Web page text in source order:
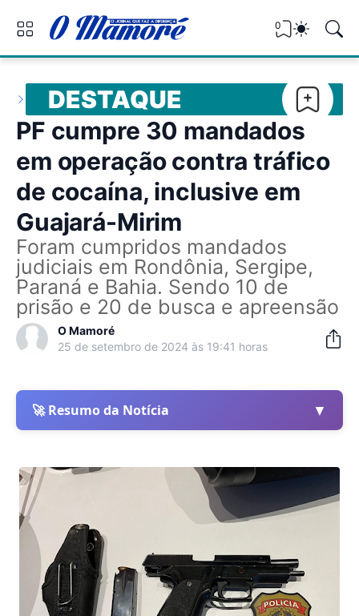
0
DESTAQUE
PF cumpre 30 mandados
em operação contra tráfico
de cocaína, inclusive em
Guajará-Mirim
Foram cumpridos mandados
judiciais em Rondônia, Sergipe,
Paraná e Bahia. Sendo 10 de
prisão e 20 de busca e apreensão
O Mamoré
25 de setembro de 2024 às 19:41 horas
🚀 Resumo da Notícia ▼